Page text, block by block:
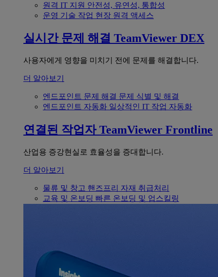
원격 IT 지원 안전성, 유연성, 통합성
운영 기술 작업 현장 원격 액세스
실시간 문제 해결 TeamViewer DEX
사용자에게 영향을 미치기 전에 문제를 해결합니다.
더 알아보기
엔드포인트 문제 해결 문제 식별 및 해결
엔드포인트 자동화 일상적인 IT 작업 자동화
연결된 작업자 TeamViewer Frontline
산업용 증강현실로 효율성을 증대합니다.
더 알아보기
물류 및 창고 핸즈프리 자재 취급처리
교육 및 온보딩 빠른 온보딩 및 업스킬링